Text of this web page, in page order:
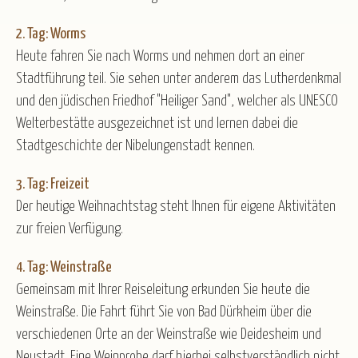
2. Tag: Worms
Heute fahren Sie nach Worms und nehmen dort an einer
Stadtführung teil. Sie sehen unter anderem das Lutherdenkmal
und den jüdischen Friedhof "Heiliger Sand", welcher als UNESCO
Welterbestätte ausgezeichnet ist und lernen dabei die
Stadtgeschichte der Nibelungenstadt kennen.
3. Tag: Freizeit
Der heutige Weihnachtstag steht Ihnen für eigene Aktivitäten
zur freien Verfügung.
4. Tag: Weinstraße
Gemeinsam mit Ihrer Reiseleitung erkunden Sie heute die
Weinstraße. Die Fahrt führt Sie von Bad Dürkheim über die
verschiedenen Orte an der Weinstraße wie Deidesheim und